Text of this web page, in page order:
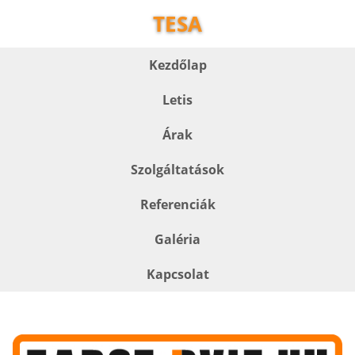
TESA
Kezdőlap
Letis
Árak
Szolgáltatások
Referenciák
Galéria
Kapcsolat